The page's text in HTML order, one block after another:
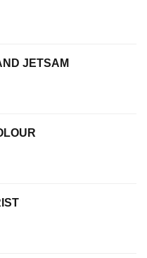
JETSAM